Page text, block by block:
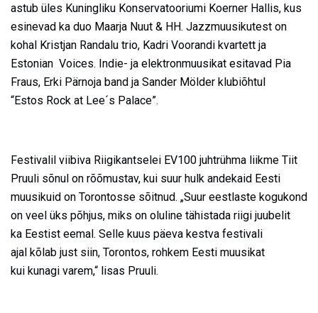
astub üles Kuningliku Konservatooriumi Koerner Hallis, kus
esinevad ka duo Maarja Nuut & HH. Jazzmuusikutest on
kohal Kristjan Randalu trio, Kadri Voorandi kvartett ja
Estonian Voices. Indie- ja elektronmuusikat esitavad Pia
Fraus, Erki Pärnoja band ja Sander Mölder klubiõhtul
“Estos Rock at Lee´s Palace”.
Festivalil viibiva Riigikantselei EV100 juhtrühma liikme Tiit
Pruuli sõnul on rõõmustav, kui suur hulk andekaid Eesti
muusikuid on Torontosse sõitnud. „Suur eestlaste kogukond
on veel üks põhjus, miks on oluline tähistada riigi juubelit
ka Eestist eemal. Selle kuus päeva kestva festivali
ajal kõlab just siin, Torontos, rohkem Eesti muusikat
kui kunagi varem,“ lisas Pruuli.